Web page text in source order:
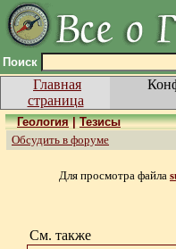
Поиск
Главная
страница
Геология|Тезисы
Обсудить в форуме
Для просмотра файла
См. также